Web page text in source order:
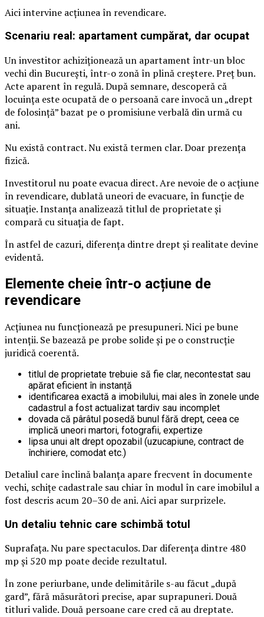
Aici intervine acțiunea în revendicare.
Scenariu real: apartament cumpărat, dar ocupat
Un investitor achiziționează un apartament într-un bloc
vechi din București, într-o zonă în plină creștere. Preț bun.
Acte aparent în regulă. După semnare, descoperă că
locuința este ocupată de o persoană care invocă un „drept
de folosință” bazat pe o promisiune verbală din urmă cu
ani.
Nu există contract. Nu există termen clar. Doar prezența
fizică.
Investitorul nu poate evacua direct. Are nevoie de o acțiune
în revendicare, dublată uneori de evacuare, în funcție de
situație. Instanța analizează titlul de proprietate și
compară cu situația de fapt.
În astfel de cazuri, diferența dintre drept și realitate devine
evidentă.
Elemente cheie într-o acțiune de
revendicare
Acțiunea nu funcționează pe presupuneri. Nici pe bune
intenții. Se bazează pe probe solide și pe o construcție
juridică coerentă.
titlul de proprietate trebuie să fie clar, necontestat sau
apărat eficient în instanță
identificarea exactă a imobilului, mai ales în zonele unde
cadastrul a fost actualizat tardiv sau incomplet
dovada că pârâtul posedă bunul fără drept, ceea ce
implică uneori martori, fotografii, expertize
lipsa unui alt drept opozabil (uzucapiune, contract de
închiriere, comodat etc.)
Detaliul care înclină balanța apare frecvent în documente
vechi, schițe cadastrale sau chiar în modul în care imobilul a
fost descris acum 20–30 de ani. Aici apar surprizele.
Un detaliu tehnic care schimbă totul
Suprafața. Nu pare spectaculos. Dar diferența dintre 480
mp și 520 mp poate decide rezultatul.
În zone periurbane, unde delimitările s-au făcut „după
gard”, fără măsurători precise, apar suprapuneri. Două
titluri valide. Două persoane care cred că au dreptate.